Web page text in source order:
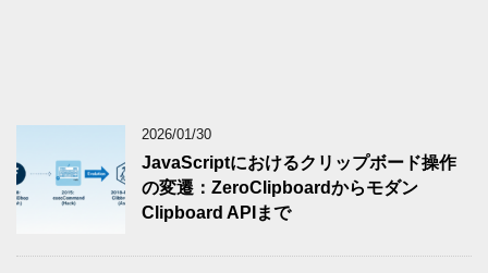
2026/01/30
JavaScriptにおけるクリップボード操作
の変遷：ZeroClipboardからモダン
Clipboard APIまで